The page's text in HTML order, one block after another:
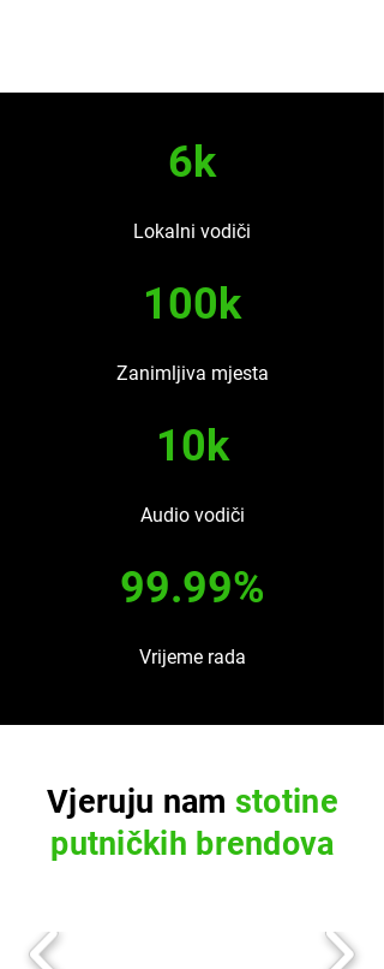
6k
Lokalni vodiči
100k
Zanimljiva mjesta
10k
Audio vodiči
99.99%
Vrijeme rada
Vjeruju nam stotine
putničkih brendova